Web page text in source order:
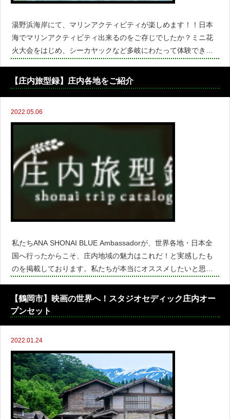
湯野浜海岸にて、マリンアクティビティが楽しめます！！日本
海でマリンアクティビティ出来るのをご存じでしたか？ミニ花
火大会をはじめ、シーカヤックなど多岐にわたって体験できま
21_______________
【庄内旅型録】庄内各地をご紹介
2022.05.06
私たちANA SHONAI BLUE Ambassadorが、世界各地・日本全
国へ行ったからこそ、庄内地域の魅力はこれだ！と実感したも
のを掲載しております。私たちが本当にオススメしたいと思う
ト、サイトの紹介に加えマップもつけているので、すぐに
【鶴岡市】映画の世界へ！スタジオセディック庄内オー
プンセット
2022.01.24